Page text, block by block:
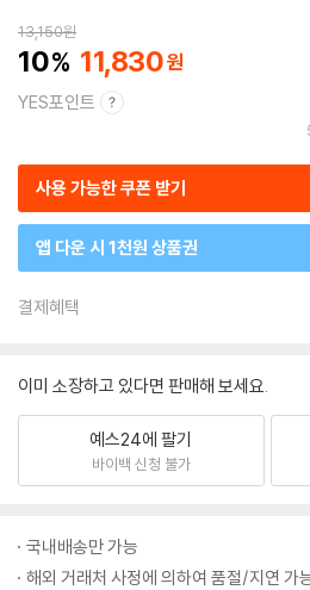
13,150원
10 11,830
YES포인트
사용 가능한 쿠폰 받기
앱 다운 시 1천원 상품권
결제혜택
이미 소장하고 있다면 판매해 보세요.
예스24에 팔기
바이백 신청 불가
국내배송만 가능
해외 거래처 사정에 의하여 품절/지연 가